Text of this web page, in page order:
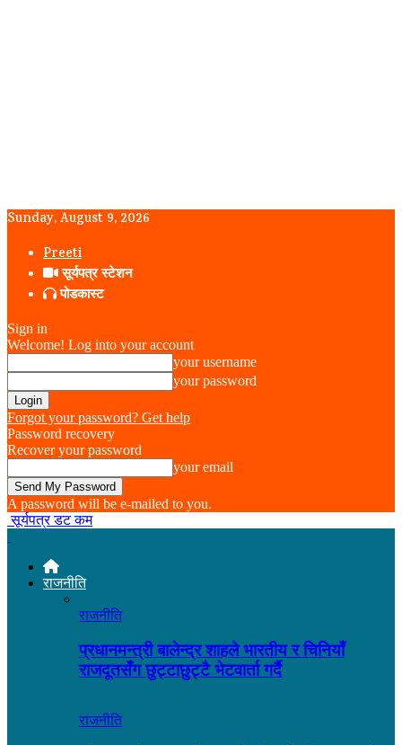
Sunday, August 9, 2026
Preeti
सूर्यपत्र स्टेशन
पोडकास्ट
Sign in
Welcome! Log into your account
your username
your password
Forgot your password? Get help
Password recovery
Recover your password
your email
A password will be e-mailed to you.
सूर्यपत्र डट कम
राजनीति
राजनीति
प्रधानमन्त्री बालेन्द्र शाहले भारतीय र चिनियाँ
राजदूतसँग छुट्टाछुट्टै भेटवार्ता गर्दै
राजनीति